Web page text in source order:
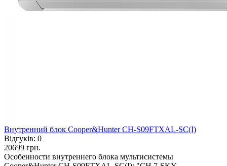
Внутренний блок Cooper&Hunter CH-S09FTXAL-SC(I)
Відгуків: 0
20699 грн.
Особенности внутреннего блока мультисистемы